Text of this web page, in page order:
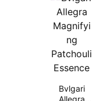
Bvlgari